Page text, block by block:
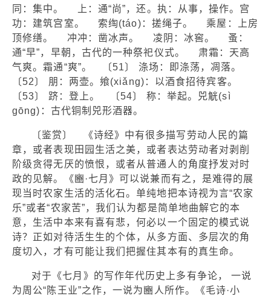
同：集中。 上：通“尚”，还。执：从事，操作。宫
功：建筑宫室。 索绹(táo)：搓绳子。 乘屋：上房
顶修缮。 冲冲：凿冰声。 凌阴：冰窖。 蚤：
通“早”，早朝，古代的一种祭祀仪式。 肃霜：天高
气爽。霜通“爽”。 〔51〕 涤场：即涤荡，凋落。
〔52〕 朋：两壶。飨(xiǎnɡ)：以酒食招待宾客。
〔53〕 跻：登上。 〔54〕 称：举起。兕觥(sì
ɡōnɡ)：古代铜制兕形酒器。
〔鉴赏〕 《诗经》中有很多描写劳动人民的篇
章，或者表现田园生活之美，或者表达劳动者对剥削
阶级贪得无厌的愤恨，或者从普通人的角度抒发对时
政的见解。《豳·七月》可以说兼而有之，是难得的展
现当时农家生活的活化石。单纯地把本诗视为言“农家
乐”或者“农家苦”，我们认为都是简单地曲解它的本
意，生活中本来有喜有悲，何必以一个固定的模式说
诗？正如对待活生生的个体，从多方面、多层次的角
度切入，才有可能让我们把握住其本有的真生命。
对于《七月》的写作年代历史上多有争论， 一说
为周公“陈王业”之作，一说为豳人所作。《毛诗·小